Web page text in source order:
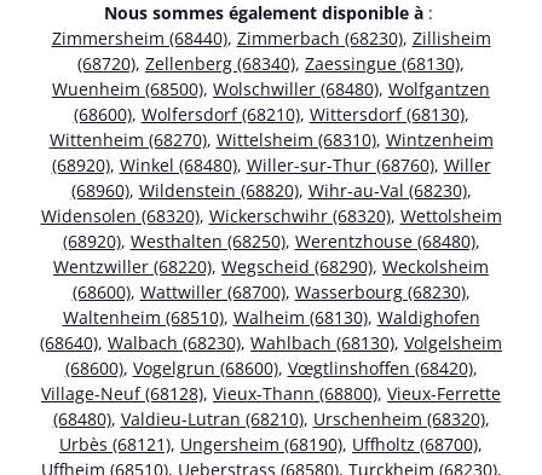
Nous sommes également disponible à :
Zimmersheim (68440), Zimmerbach (68230), Zillisheim
(68720), Zellenberg (68340), Zaessingue (68130),
Wuenheim (68500), Wolschwiller (68480), Wolfgantzen
(68600), Wolfersdorf (68210), Wittersdorf (68130),
Wittenheim (68270), Wittelsheim (68310), Wintzenheim
(68920), Winkel (68480), Willer-sur-Thur (68760), Willer
(68960), Wildenstein (68820), Wihr-au-Val (68230),
Widensolen (68320), Wickerschwihr (68320), Wettolsheim
(68920), Westhalten (68250), Werentzhouse (68480),
Wentzwiller (68220), Wegscheid (68290), Weckolsheim
(68600), Wattwiller (68700), Wasserbourg (68230),
Waltenheim (68510), Walheim (68130), Waldighofen
(68640), Walbach (68230), Wahlbach (68130), Volgelsheim
(68600), Vogelgrun (68600), Vœgtlinshoffen (68420),
Village-Neuf (68128), Vieux-Thann (68800), Vieux-Ferrette
(68480), Valdieu-Lutran (68210), Urschenheim (68320),
Urbès (68121), Ungersheim (68190), Uffholtz (68700),
Uffheim (68510), Ueberstrass (68580), Turckheim (68230),